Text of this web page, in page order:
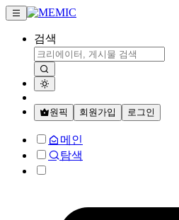
검색
원픽 회원가입 로그인
메인
탐색